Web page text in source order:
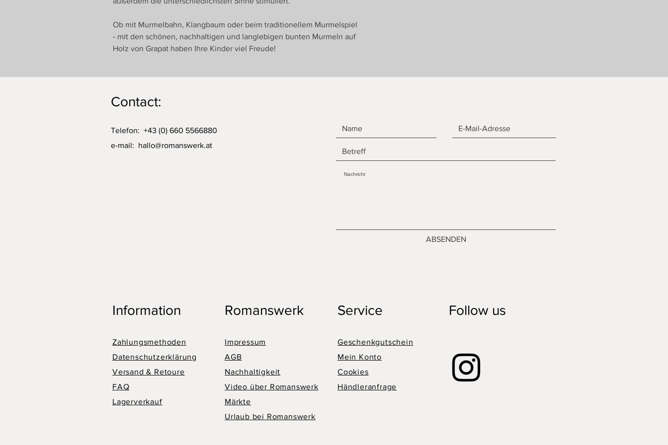
Ob mit Murmelbahn, Klangbaum oder beim traditionellem Murmelspiel
- mit den schönen, nachhaltigen und langlebigen bunten Murmeln auf
Holz von Grapat haben Ihre Kinder viel Freude!
Contact:
Telefon: +43 (0) 660 5566880
e-mail: hallo@romanswerk.at
ABSENDEN
Information
Zahlungsmethoden
Datenschutzerklärung
Versand & Retoure
FAQ
Lagerverkauf
Romanswerk
Impressum
AGB
Nachhaltigkeit
Video über Romanswerk
Märkte
Urlaub bei Romanswerk
Service
Geschenkgutschein
Mein Konto
Cookies
Händleranfrage
Follow us